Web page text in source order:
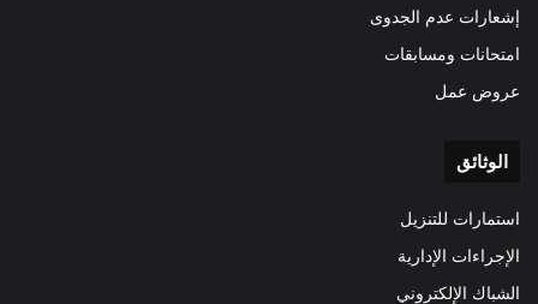
إشعارات عدم الجدوى
امتحانات ومسابقات
عروض عمل
الوثائق
استمارات للتنزيل
الإجراءات الإدارية
الشباك الإلكتروني